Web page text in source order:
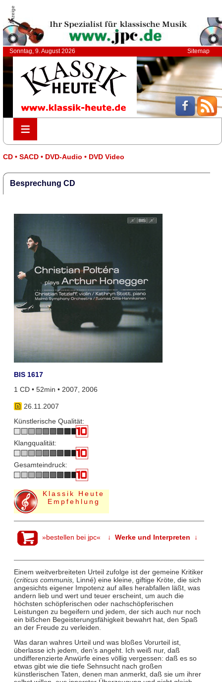
Anzeige
Sonntag, 9. August 2026 Sitemap
≡
≡
CD • SACD • DVD-Audio • DVD Video
Besprechung CD
BIS 1617
1 CD • 52min • 2007, 2006
26.11.2007
Künstlerische Qualität:
Klangqualität:
Gesamteindruck:
Klassik Heute
Empfehlung
»bestellen bei jpc« ↓ Werke und Interpreten ↓
Einem weitverbreiteten Urteil zufolge ist der gemeine Kritiker
(criticus communis, Linné) eine kleine, giftige Kröte, die sich
angesichts eigener Impotenz auf alles herabfallen läßt, was
andern lieb und wert und teuer erscheint, um auch die
höchsten schöpferischen oder nachschöpferischen
Leistungen zu begeifern und jedem, der sich auch nur noch
ein bißchen Begeisterungsfähigkeit bewahrt hat, den Spaß
an der Freude zu verleiden.
Was daran wahres Urteil und was bloßes Vorurteil ist,
überlasse ich jedem, den’s angeht. Ich weiß nur, daß
undifferenzierte Anwürfe eines völlig vergessen: daß es so
etwas gibt wie die tiefe Sehnsucht nach großen
künstlerischen Taten, denen man anmerkt, daß sie um ihrer